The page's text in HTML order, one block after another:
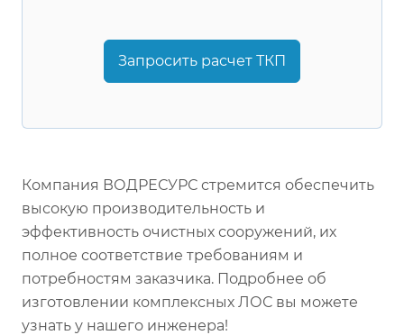
Запросить расчет ТКП
Компания ВОДРЕСУРС стремится обеспечить
высокую производительность и
эффективность очистных сооружений, их
полное соответствие требованиям и
потребностям заказчика. Подробнее об
изготовлении комплексных ЛОС вы можете
узнать у нашего инженера!